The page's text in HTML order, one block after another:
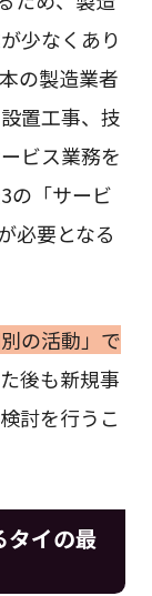
少なくあり
の製造業者
置工事、技
ビス業務を
の「サービ
必要となる
の活動」で
後も新規事
討を行うこ
タイの最